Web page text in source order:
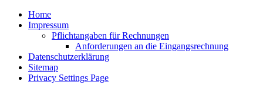
Home
Impressum
Pflichtangaben für Rechnungen
Anforderungen an die Eingangsrechnung
Datenschutzerklärung
Sitemap
Privacy Settings Page